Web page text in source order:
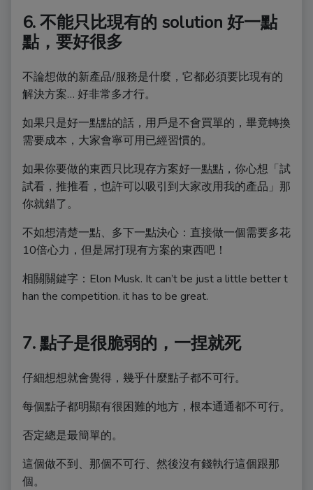
6. 不能只比現有的 solution 好一點
點，要好很多
不論想做的新產品/服務是什麼，它都必須要比現有的
解決方案… 好非常多才行。
如果只是好一點點的話，用戶是不會買單的，畢竟轉換
需要成本，大家會寧可用已經習慣的。
如果你要做的東西只比現存方案好一點點，你心想「試
試看，推推看，也許可以吸引到大家改用我的產品」那
你就錯了。
不如想清楚一點、多下一點決心：直接做一個需要多花
10倍心力，但是屌打現有方案的東西吧！
相關關鍵字：Elon Musk. It can’t be just a little better t
han the competition. it has to be great.
7. 點子是很脆弱的，一捏就死
仔細想想就會覺得，幾乎什麼點子都不可行。
每個點子都明顯有很困難的地方，根本通通都不可行。
否定總是最簡單的。
這個做不到、那個不可行、然後沒有錢執行這個跟那
個。